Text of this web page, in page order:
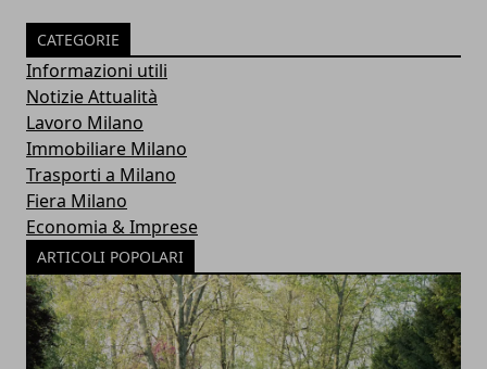
CATEGORIE
Informazioni utili
Notizie Attualità
Lavoro Milano
Immobiliare Milano
Trasporti a Milano
Fiera Milano
Economia & Imprese
ARTICOLI POPOLARI